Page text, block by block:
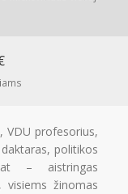
čia
čia
VDU profesorius,
politikos
– aistringas
visiems žinomas